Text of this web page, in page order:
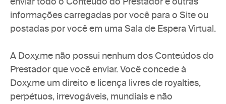
informações carregadas por você para o Site ou
postadas por você em uma Sala de Espera Virtual.
A Doxy.me não possui nenhum dos Conteúdos do
Prestador que você enviar. Você concede à
Doxy.me um direito e licença livres de royalties,
perpétuos, irrevogáveis, mundiais e não